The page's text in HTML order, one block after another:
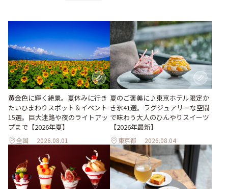
黄金色に輝く絶景。夏休みに行き
たいひまわりスポット＆イベント
15選。巨大迷路や夜のライトアッ
プまで【2026年夏】
全国 2026.08.01
夏のご褒美に♪東京ホテル限定か
き氷41選。ラグジュアリーな空間
で味わう大人のひんやりスイーツ
【2026年最新】
東京都 2026.08.04